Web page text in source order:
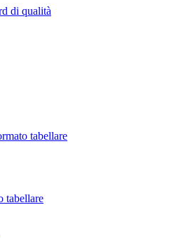
di qualità
tabellare
tabellare